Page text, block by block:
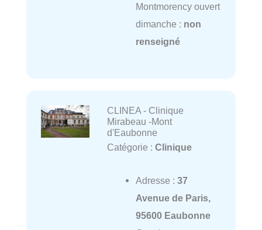
Montmorency ouvert
dimanche : non
renseigné
CLINEA - Clinique
Mirabeau -Mont
d'Eaubonne
Catégorie : Clinique
Adresse : 37
Avenue de Paris,
95600 Eaubonne